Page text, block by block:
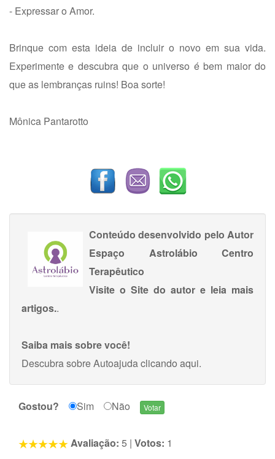
- Expressar o Amor.
Brinque com esta ideia de incluir o novo em sua vida.
Experimente e descubra que o universo é bem maior do
que as lembranças ruins! Boa sorte!
Mônica Pantarotto
Conteúdo desenvolvido pelo Autor
Espaço Astrolábio Centro
Terapêutico
Visite o Site do autor e leia mais
artigos..
Saiba mais sobre você!
Descubra sobre Autoajudaclicando aqui.
Gostou? Sim Não
Avaliação: 5 | Votos: 1